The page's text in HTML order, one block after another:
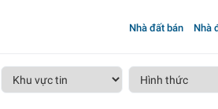
Nhà đất bán Nhà